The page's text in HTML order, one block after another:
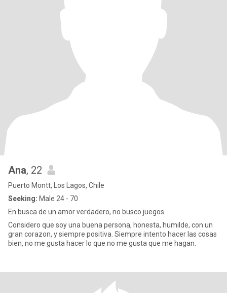
Ana, 22
Puerto Montt, Los Lagos, Chile
Seeking: Male 24 - 70
En busca de un amor verdadero, no busco juegos.
Considero que soy una buena persona, honesta, humilde, con un
gran corazon, y siempre positiva. Siempre intento hacer las cosas
bien, no me gusta hacer lo que no me gusta que me hagan.